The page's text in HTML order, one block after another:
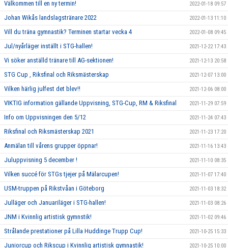
Välkommen till en ny termin! 2022-01-18 09:57
Johan Wikås landslagstränare 2022 2022-01-13 11:10
Vill du träna gymnastik? Terminen startar vecka 4 2022-01-08 09:45
Jul/nyårläger inställt i STG-hallen! 2021-12-22 17:43
Vi söker anställd tränare till AG-sektionen! 2021-12-13 20:58
STG Cup , Riksfinal och Riksmästerskap 2021-12-07 13:00
Vilken härlig julfest det blev!! 2021-12-06 08:00
VIKTIG information gällande Uppvisning, STG-Cup, RM & Riksfinal 2021-11-29 07:59
Info om Uppvisningen den 5/12 2021-11-24 07:43
Riksfinal och Riksmästerskap 2021 2021-11-23 17:20
Anmälan till vårens grupper öppnar! 2021-11-16 13:43
Juluppvisning 5 december ! 2021-11-10 08:35
Vilken succé för STGs tjejer på Mälarcupen! 2021-11-07 17:40
USM-truppen på Rikstvåan i Göteborg 2021-11-03 18:32
Julläger och Januariläger i STG-hallen! 2021-11-03 08:26
JNM i Kvinnlig artistisk gymnstik! 2021-11-02 09:46
Strålande prestationer på Lilla Huddinge Trupp Cup! 2021-10-25 15:33
Juniorcup och Rikscup i Kvinnlig artistisk gymnastik! 2021-10-25 10:00